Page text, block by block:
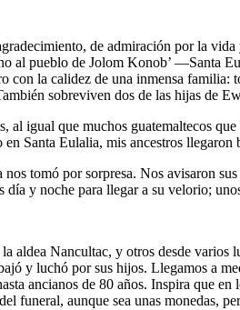
de admiración por la
al pueblo de Jolom Konob’
la calidez de una inmensa
sobreviven dos de las hijas de
al igual que muchos guatemaltecos
Santa Eulalia, mis ancestros llegaron
tomó por sorpresa. Nos avisaron
y noche para llegar a su velorio;
aldea Nancultac, y otros desde
y luchó por sus hijos. Llegamos a
ancianos de 80 años. Inspira que
funeral, aunque sea unas monedas,